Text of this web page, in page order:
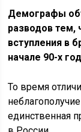
Демографы
разводов тем,
вступления в
начале 90-х
То время
единственная